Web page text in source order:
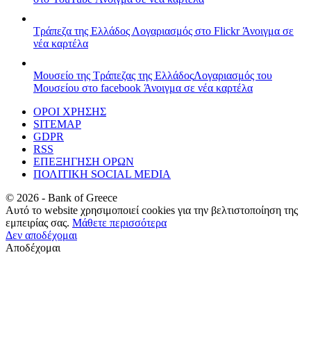
Τράπεζα της Ελλάδος Λογαριασμός στο FlickrΆνοιγμα σε
νέα καρτέλα
Μουσείο της Τράπεζας της ΕλλάδοςΛογαριασμός του
Μουσείου στο facebook Άνοιγμα σε νέα καρτέλα
ΟΡΟΙ ΧΡΗΣΗΣ
SITEMAP
GDPR
RSS
ΕΠΕΞΗΓΗΣΗ ΟΡΩΝ
ΠΟΛΙΤΙΚΗ SOCIAL MEDIA
© 2026 - Bank of Greece
Αυτό το website χρησιμοποιεί cookies για την βελτιστοποίηση της
εμπειρίας σας. Μάθετε περισσότερα
Δεν αποδέχομαι
Αποδέχομαι